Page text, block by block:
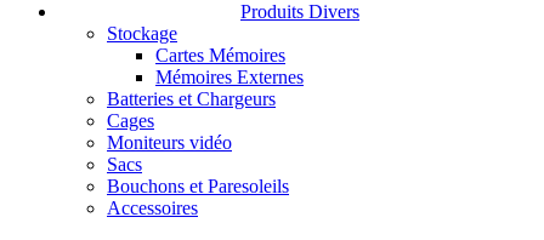
Produits Divers
Stockage
Cartes Mémoires
Mémoires Externes
Batteries et Chargeurs
Cages
Moniteurs vidéo
Sacs
Bouchons et Paresoleils
Accessoires